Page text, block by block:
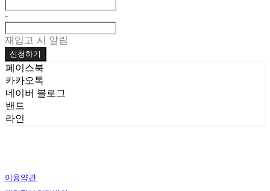
-
재입고 시 알림
신청하기
페이스북
카카오톡
네이버 블로그
밴드
라인
이용약관